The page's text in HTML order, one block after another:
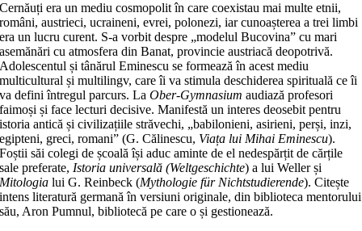
Cernăuți era un mediu cosmopolit în care coexistau mai multe etnii,
români, austrieci, ucraineni, evrei, polonezi, iar cunoașterea a trei limbi
era un lucru curent. S-a vorbit despre „modelul Bucovina” cu mari
asemănări cu atmosfera din Banat, provincie austriacă deopotrivă.
Adolescentul și tânărul Eminescu se formează în acest mediu
multicultural și multilingv, care îi va stimula deschiderea spirituală ce îi
va defini întregul parcurs. LaOber-Gymnasium audiază profesori
faimoși și face lecturi decisive. Manifestă un interes deosebit pentru
istoria antică și civilizațiile străvechi, „babilonieni, asirieni, perși, inzi,
egipteni, greci, romani” (G. Călinescu, Viața lui Mihai Eminescu).
Foștii săi colegi de școală își aduc aminte de el nedespărțit de cărțile
sale preferate,Istoria universală (Weltgeschichte) a lui Weller și
Mitologialui G. Reinbeck (Mythologie für Nichtstudierende). Citește
intens literatură germană în versiuni originale, din biblioteca mentorului
său, Aron Pumnul, bibliotecă pe care o și gestionează.